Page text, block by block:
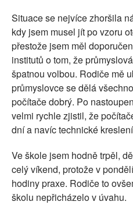
Situace se nejvíce zhoršila
kdy jsem musel jít po vzoru
přestože jsem měl
institutů o tom, že
špatnou volbou. Rodiče mě
průmyslovce se dělá
počítače dobrý. Po
velmi rychle zjistil, že
dní a navíc technické
Ve škole jsem hodně trpěl,
celý víkend, protože v
hodiny praxe. Rodiče to
školu nepřicházelo v úvahu.